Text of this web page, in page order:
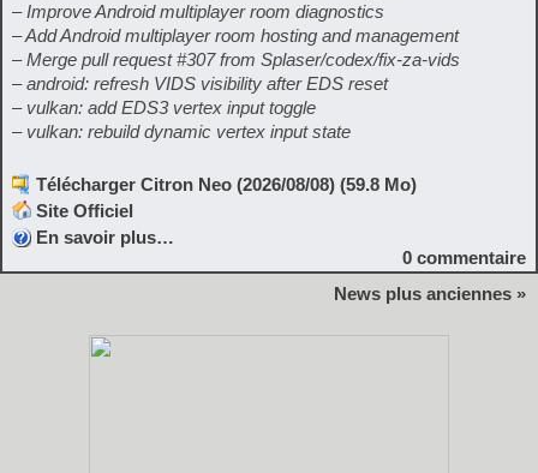
– Improve Android multiplayer room diagnostics
– Add Android multiplayer room hosting and management
– Merge pull request #307 from Splaser/codex/fix-za-vids
– android: refresh VIDS visibility after EDS reset
– vulkan: add EDS3 vertex input toggle
– vulkan: rebuild dynamic vertex input state
Télécharger Citron Neo (2026/08/08) (59.8 Mo)
Site Officiel
En savoir plus…
0 commentaire
News plus anciennes »